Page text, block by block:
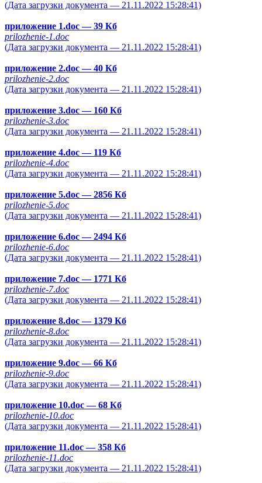
(Дата загрузки документа — 21.11.2022 15:28:41)
приложение 1.doc— 39 Кб
prilozhenie-1.doc
(Дата загрузки документа — 21.11.2022 15:28:41)
приложение 2.doc— 40 Кб
prilozhenie-2.doc
(Дата загрузки документа — 21.11.2022 15:28:41)
приложение 3.doc— 160 Кб
prilozhenie-3.doc
(Дата загрузки документа — 21.11.2022 15:28:41)
приложение 4.doc— 119 Кб
prilozhenie-4.doc
(Дата загрузки документа — 21.11.2022 15:28:41)
приложение 5.doc— 2856 Кб
prilozhenie-5.doc
(Дата загрузки документа — 21.11.2022 15:28:41)
приложение 6.doc— 2494 Кб
prilozhenie-6.doc
(Дата загрузки документа — 21.11.2022 15:28:41)
приложение 7.doc— 1771 Кб
prilozhenie-7.doc
(Дата загрузки документа — 21.11.2022 15:28:41)
приложение 8.doc— 1379 Кб
prilozhenie-8.doc
(Дата загрузки документа — 21.11.2022 15:28:41)
приложение 9.doc— 66 Кб
prilozhenie-9.doc
(Дата загрузки документа — 21.11.2022 15:28:41)
приложение 10.doc— 68 Кб
prilozhenie-10.doc
(Дата загрузки документа — 21.11.2022 15:28:41)
приложение 11.doc— 358 Кб
prilozhenie-11.doc
(Дата загрузки документа — 21.11.2022 15:28:41)